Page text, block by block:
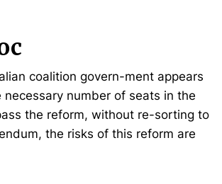
coalition govern-ment appears
necessary number of seats in the
the reform, without re-sorting to
the risks of this reform are